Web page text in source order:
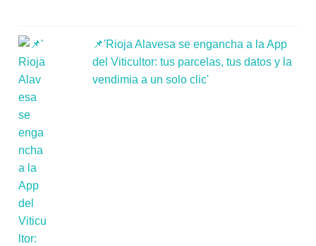
📌'Rioja Alavesa se engancha a la App
del Viticultor: tus parcelas, tus datos y la
vendimia a un solo clic'